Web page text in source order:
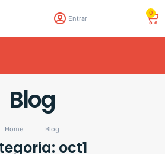
Entrar
0
Blog
Home Blog
oct1